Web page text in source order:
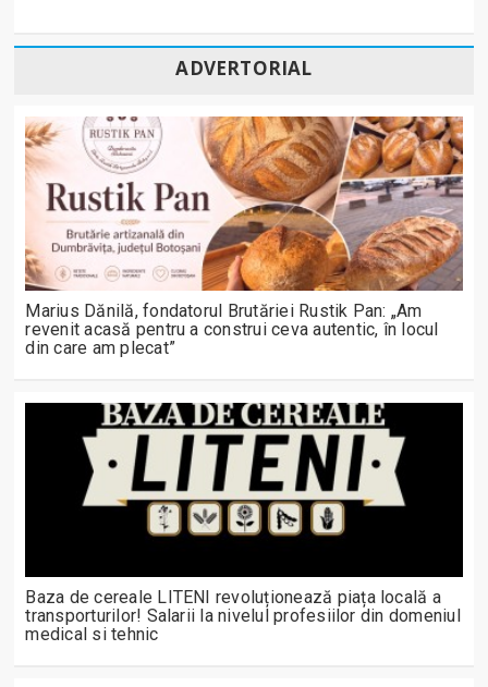
ADVERTORIAL
Marius Dănilă, fondatorul Brutăriei Rustik Pan: „Am
revenit acasă pentru a construi ceva autentic, în locul
din care am plecat”
Baza de cereale LITENI revoluționează piața locală a
transporturilor! Salarii la nivelul profesiilor din domeniul
medical si tehnic